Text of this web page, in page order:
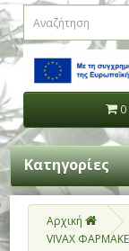
Κατηγορίες
Αρχική
VIVAX